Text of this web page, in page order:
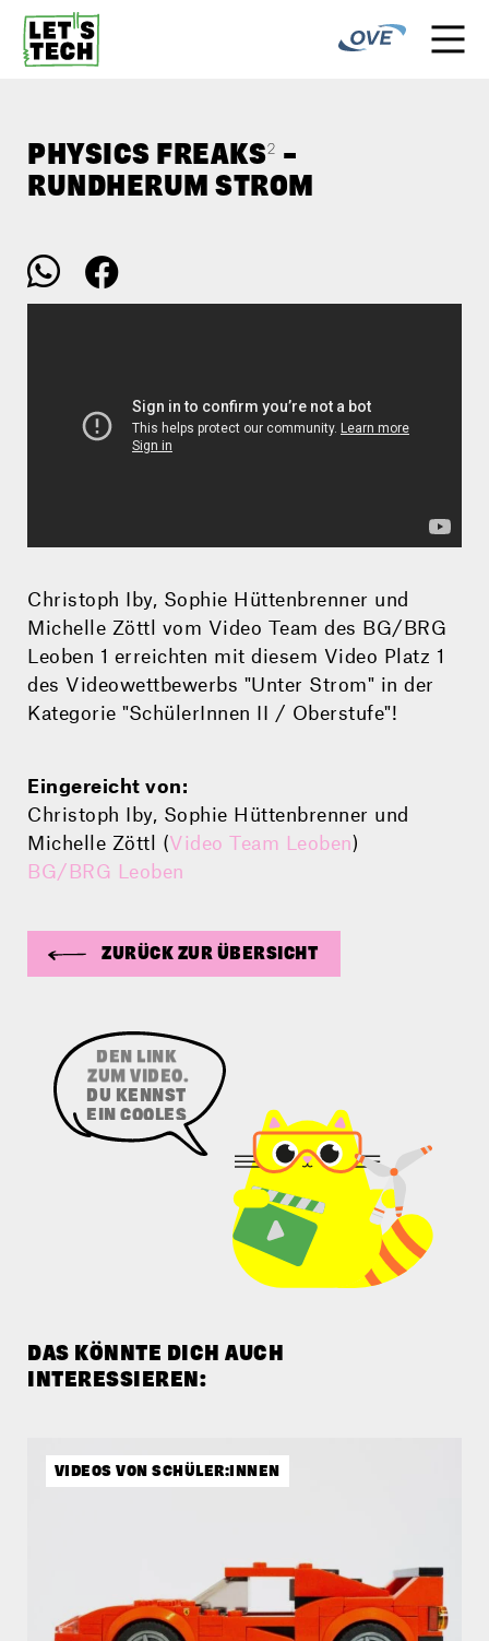
PHYSICS FREAKS² –
RUNDHERUM STROM
Christoph Iby, Sophie Hüttenbrenner und
Michelle Zöttl vom Video Team des BG/BRG
Leoben 1 erreichten mit diesem Video Platz 1
des Videowettbewerbs "Unter Strom" in der
Kategorie "SchülerInnen II / Oberstufe"!
Eingereicht von:
Christoph Iby, Sophie Hüttenbrenner und
Michelle Zöttl (Video Team Leoben)
BG/BRG Leoben
ZURÜCK ZUR ÜBERSICHT
SENDE UNS
DEN LINK
ZUM VIDEO.
DAS KÖNNTE DICH AUCH
INTERESSIEREN:
VIDEOS VON SCHÜLER:INNEN